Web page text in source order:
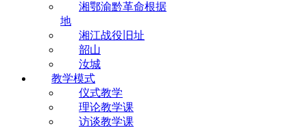
湘鄂渝黔革命根据
地
湘江战役旧址
韶山
汝城
教学模式
仪式教学
理论教学课
访谈教学课